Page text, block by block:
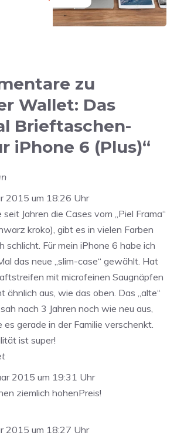
zu
Wallet: Das
Brieftaschen-
iPhone 6 (Plus)“
2015 um 18:26 Uhr
Jahren die Cases vom „Piel Frama“
kroko), gibt es in vielen Farben
schlicht. Für mein iPhone 6 habe ich
das neue „slim-case“ gewählt. Hat
mit microfeinen Saugnäpfen
ähnlich aus, wie das oben. Das „alte“
nach 3 Jahren noch wie neu aus,
es gerade in der Familie verschenkt.
ist super!
2015 um 19:31 Uhr
ziemlich hohenPreis!
2015 um 18:27 Uhr